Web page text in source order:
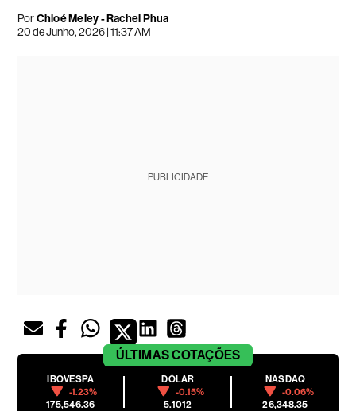
PorChloé Meley - Rachel Phua
20 de Junho, 2026 | 11:37 AM
PUBLICIDADE
ÚLTIMASCOTAÇÕES
IBOVESPA
-1.23%
175,546.36
DÓLAR
-0.15%
5.1012
NASDAQ
-0.06%
26,348.35